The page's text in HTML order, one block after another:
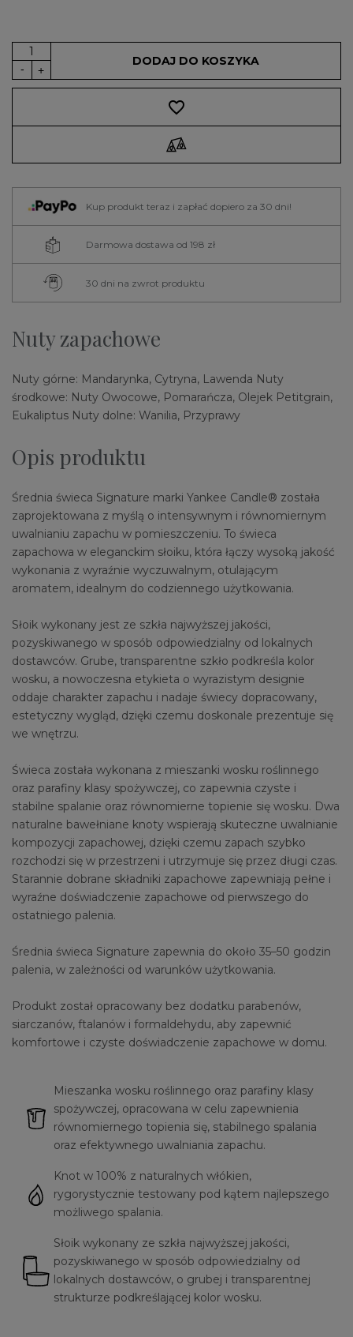
DODAJ DO KOSZYKA
favorite_border
Kup produkt teraz i zapłać dopiero za 30 dni!
Darmowa dostawa od 198 zł
30 dni na zwrot produktu
Nuty zapachowe
Nuty górne: Mandarynka, Cytryna, Lawenda Nuty
środkowe: Nuty Owocowe, Pomarańcza, Olejek Petitgrain,
Eukaliptus Nuty dolne: Wanilia, Przyprawy
Opis produktu
Średnia świeca Signature marki Yankee Candle® została
zaprojektowana z myślą o intensywnym i równomiernym
uwalnianiu zapachu w pomieszczeniu. To świeca
zapachowa w eleganckim słoiku, która łączy wysoką jakość
wykonania z wyraźnie wyczuwalnym, otulającym
aromatem, idealnym do codziennego użytkowania.
Słoik wykonany jest ze szkła najwyższej jakości,
pozyskiwanego w sposób odpowiedzialny od lokalnych
dostawców. Grube, transparentne szkło podkreśla kolor
wosku, a nowoczesna etykieta o wyrazistym designie
oddaje charakter zapachu i nadaje świecy dopracowany,
estetyczny wygląd, dzięki czemu doskonale prezentuje się
we wnętrzu.
Świeca została wykonana z mieszanki wosku roślinnego
oraz parafiny klasy spożywczej, co zapewnia czyste i
stabilne spalanie oraz równomierne topienie się wosku. Dwa
naturalne bawełniane knoty wspierają skuteczne uwalnianie
kompozycji zapachowej, dzięki czemu zapach szybko
rozchodzi się w przestrzeni i utrzymuje się przez długi czas.
Starannie dobrane składniki zapachowe zapewniają pełne i
wyraźne doświadczenie zapachowe od pierwszego do
ostatniego palenia.
Średnia świeca Signature zapewnia do około 35–50 godzin
palenia, w zależności od warunków użytkowania.
Produkt został opracowany bez dodatku parabenów,
siarczanów, ftalanów i formaldehydu, aby zapewnić
komfortowe i czyste doświadczenie zapachowe w domu.
Mieszanka wosku roślinnego oraz parafiny klasy
spożywczej, opracowana w celu zapewnienia
równomiernego topienia się, stabilnego spalania
oraz efektywnego uwalniania zapachu.
Knot w 100% z naturalnych włókien,
rygorystycznie testowany pod kątem najlepszego
możliwego spalania.
Słoik wykonany ze szkła najwyższej jakości,
pozyskiwanego w sposób odpowiedzialny od
lokalnych dostawców, o grubej i transparentnej
strukturze podkreślającej kolor wosku.